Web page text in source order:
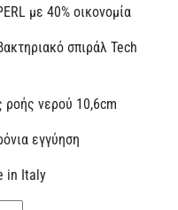
με 40% οικονομία
σπιράλ Tech
νερού 10,6cm
εγγύηση
in Italy